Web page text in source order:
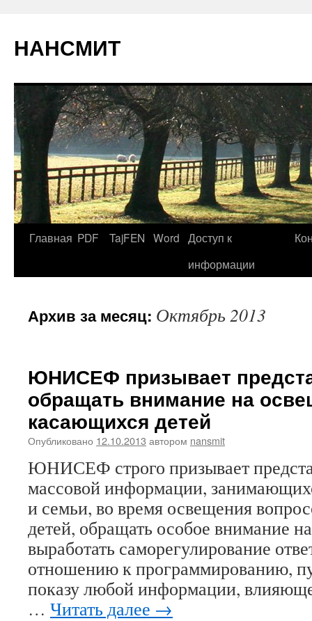
НАНСМИТ
Главная PDF TajFEN Word Доступ к
информации
Архив за месяц: Октябрь 2013
ЮНИСЕФ призывает
обращать внимание на
касающихся детей
Опубликовано 12.10.2013 автором nansmit
ЮНИСЕФ строго призывает
массовой информации,
и семьи, во время освещения
детей, обращать особое внимание
выработать саморегулирование
отношению к программированию,
показу любой информации,
… Читать далее →